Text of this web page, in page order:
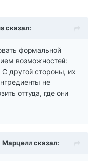
сказал:
формальной
возможностей:
С другой стороны, их
не
оттуда, где они
сказал: